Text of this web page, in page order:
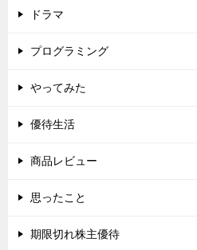
ドラマ
プログラミング
やってみた
優待生活
商品レビュー
思ったこと
期限切れ株主優待